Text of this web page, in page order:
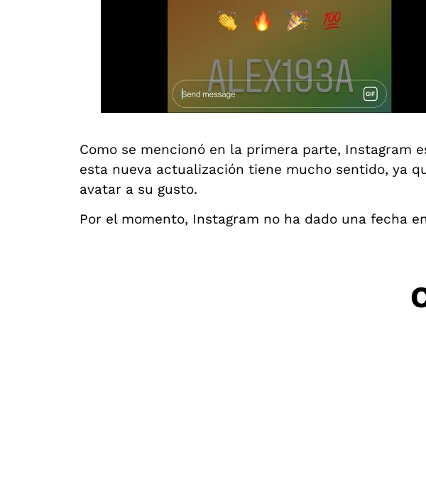
Como se mencionó en la primera parte, Instagram
esta nueva actualización tiene mucho sentido, ya
avatar a su gusto.
Por el momento, Instagram no ha dado una fecha